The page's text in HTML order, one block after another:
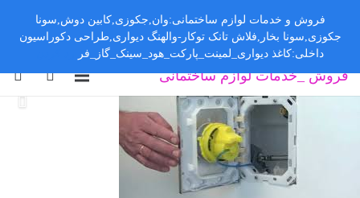
فروش _خدمات لوازم ساختمانی
فروش و خدمات لوازم ساختمانی:وان,جکوزی,کابین دوش,سونا
جکوزی,سونا بخار,فلاش تانک توکار-والهنگ دیواری,طراحی دکوراسیون
داخلی:کاغذ دیواری_لمینت_پارکت_هود_سینک_گاز_فر